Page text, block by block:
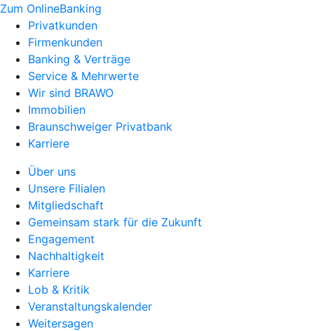
Zum OnlineBanking
Privatkunden
Firmenkunden
Banking & Verträge
Service & Mehrwerte
Wir sind BRAWO
Immobilien
Braunschweiger Privatbank
Karriere
Über uns
Unsere Filialen
Mitgliedschaft
Gemeinsam stark für die Zukunft
Engagement
Nachhaltigkeit
Karriere
Lob & Kritik
Veranstaltungskalender
Weitersagen